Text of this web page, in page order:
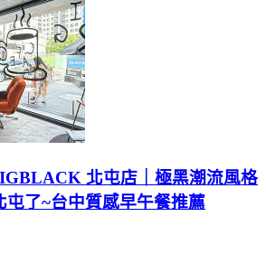
北屯店｜極黑潮流風格
屯了~台中質感早午餐推薦